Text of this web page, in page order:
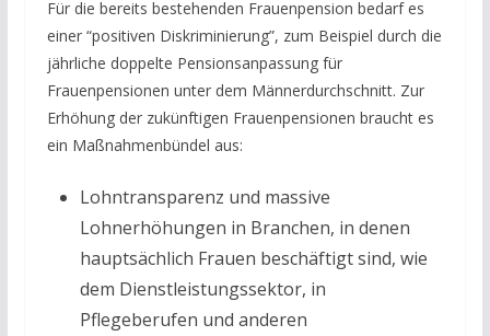
Für die bereits bestehenden Frauenpension bedarf es
einer “positiven Diskriminierung”, zum Beispiel durch die
jährliche doppelte Pensionsanpassung für
Frauenpensionen unter dem Männerdurchschnitt. Zur
Erhöhung der zukünftigen Frauenpensionen braucht es
ein Maßnahmenbündel aus:
Lohntransparenz und massive
Lohnerhöhungen in Branchen, in denen
hauptsächlich Frauen beschäftigt sind, wie
dem Dienstleistungssektor, in
Pflegeberufen und anderen